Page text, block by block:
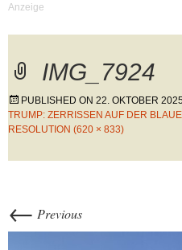
IMG_7924
PUBLISHED ON 22. OKTOBER
TRUMP: ZERRISSEN AUF DER
RESOLUTION (620 × 833)
← Previous